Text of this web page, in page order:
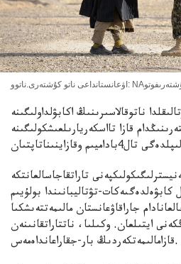
ناتوقالاسىرىنىڭ اكابۋلداولىگىنە
قازا تااسكەريارىلعىشكولىگىنە
تاراتقاجاسالعانتكە
كابۋەلدەگىەكات-تۋتاليبانىندا بولۇيىم
جاراقاۋعانستان مالىمەتتەىشكىا
ايتىلعان. وكىلىا، ناتتاراتقانىنەن
قازامالىمەتكەردىڭ بار-جقاراعانداەمەس.